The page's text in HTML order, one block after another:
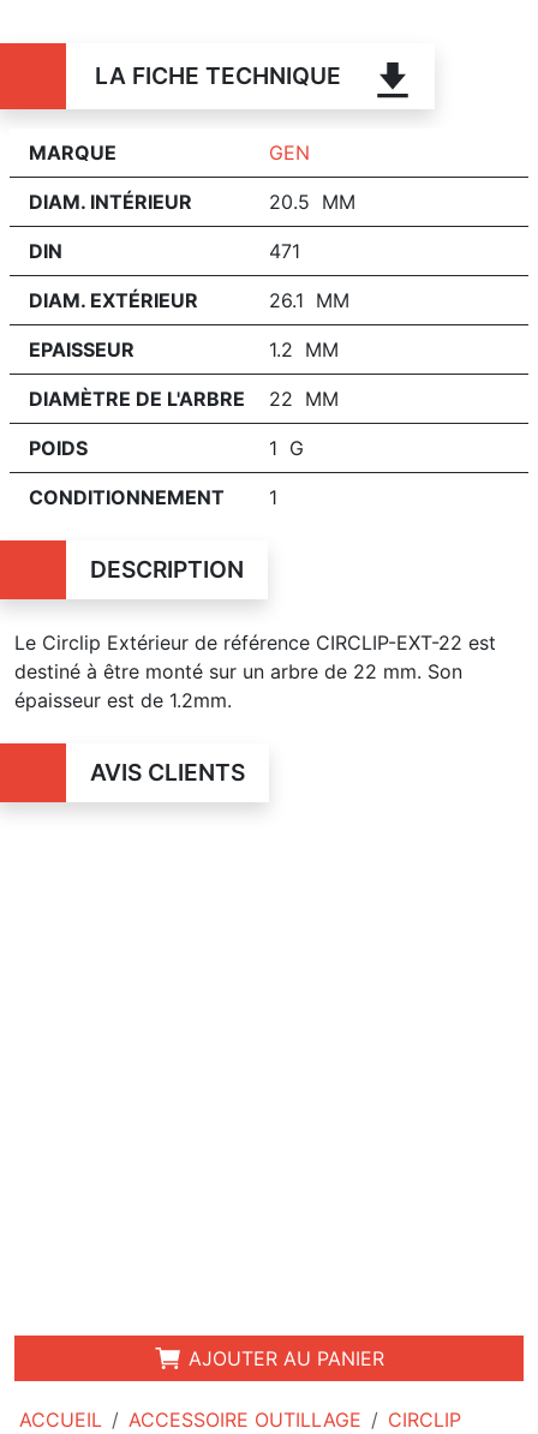
ACCUEIL ACCESSOIRE OUTILLAGE
CIRCLIP
LA FICHE TECHNIQUE
MARQUE GEN
DIAM. INTÉRIEUR 20.5 MM
DIN 471
DIAM. EXTÉRIEUR 26.1 MM
EPAISSEUR 1.2 MM
DIAMÈTRE DE L'ARBRE 22 MM
POIDS 1 G
CONDITIONNEMENT 1
DESCRIPTION
Le Circlip Extérieur de référence CIRCLIP-EXT-22 est
destiné à être monté sur un arbre de 22 mm. Son
épaisseur est de 1.2mm.
AVIS CLIENTS
AJOUTER AU PANIER